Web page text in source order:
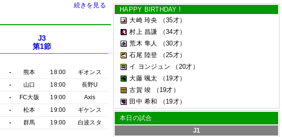
続きを見る
J3
第1節
- 熊本 18:00
ギオンス
- 山口 18:00
長野U
- FC大阪 19:00
Axis
- 松本 19:00
ギケンス
- 群馬 19:00
白波スタ
HAPPY BIRTHDAY !
大崎 玲央
（35才）
村上 昌謙
（34才）
荒木 隼人
（30才）
石尾 陸登
（25才）
イ ヨンジュン
（20才）
大藤 颯太
（19才）
古賀 竣
（19才）
田中 希和
（19才）
本日の試合
J1